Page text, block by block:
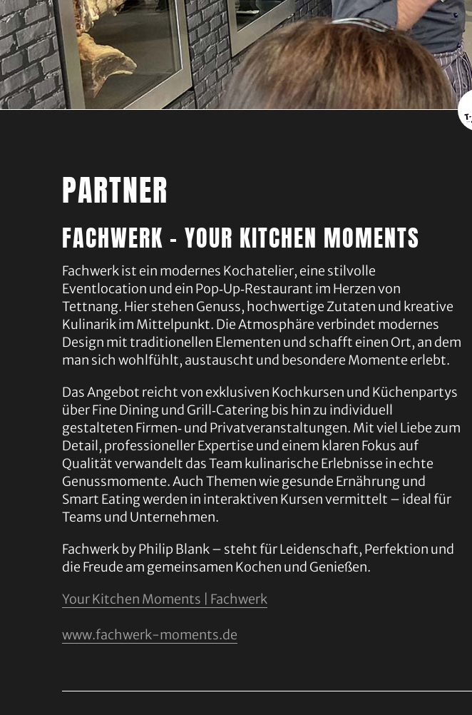
PARTNER
FACHWERK - YOUR KITCHEN MOMENTS
Fachwerk ist ein modernes Kochatelier, eine stilvolle
Eventlocation und ein Pop‑Up‑Restaurant im Herzen von
Tettnang. Hier stehen Genuss, hochwertige Zutaten und kreative
Kulinarik im Mittelpunkt. Die Atmosphäre verbindet modernes
Design mit traditionellen Elementen und schafft einen Ort, an dem
man sich wohlfühlt, austauscht und besondere Momente erlebt.
Das Angebot reicht von exklusiven Kochkursen und Küchenpartys
über Fine Dining und Grill‑Catering bis hin zu individuell
gestalteten Firmen‑ und Privatveranstaltungen. Mit viel Liebe zum
Detail, professioneller Expertise und einem klaren Fokus auf
Qualität verwandelt das Team kulinarische Erlebnisse in echte
Genussmomente. Auch Themen wie gesunde Ernährung und
Smart Eating werden in interaktiven Kursen vermittelt – ideal für
Teams und Unternehmen.
Fachwerk by Philip Blank – steht für Leidenschaft, Perfektion und
die Freude am gemeinsamen Kochen und Genießen.
Your Kitchen Moments | Fachwerk
www.fachwerk-moments.de